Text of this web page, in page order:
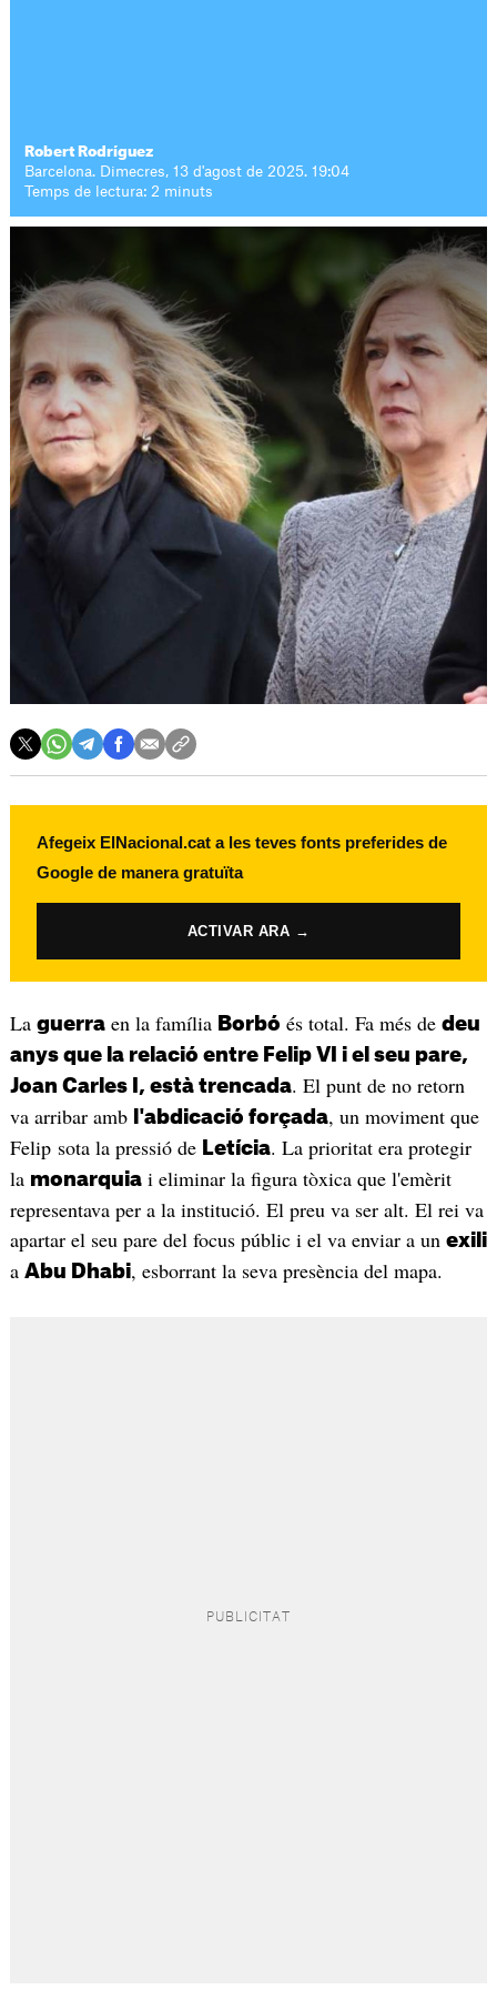
Robert Rodríguez
Barcelona. Dimecres, 13 d'agost de 2025. 19:04
Temps de lectura: 2 minuts
Afegeix ElNacional.cat a les teves fonts preferides de
Google de manera gratuïta
ACTIVAR ARA →
La guerraen la família Borbó és total. Fa més de deu
anys que la relació entre Felip VI
i el seu pare,
Joan Carles I, està trencada. El punt de no retorn
va arribar amb
l'abdicació forçada, un moviment que
Felip sota la pressió de Letícia. La prioritat era protegir
la monarquiai eliminar la figura tòxica que l'emèrit
representava per a la institució. El preu va ser alt. El rei va
apartar el seu pare del focus públic i el va enviar a un exili
a Abu Dhabi, esborrant la seva presència del mapa.